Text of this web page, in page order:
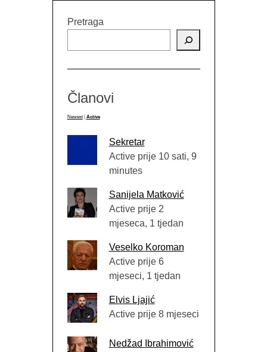
Pretraga
Članovi
Newest Active
Sekretar
Active prije 10 sati, 9
minutes
Sanijela Matković
Active prije 2
mjeseca, 1 tjedan
Veselko Koroman
Active prije 6
mjeseci, 1 tjedan
Elvis Ljajić
Active prije 8 mjeseci
Nedžad Ibrahimović